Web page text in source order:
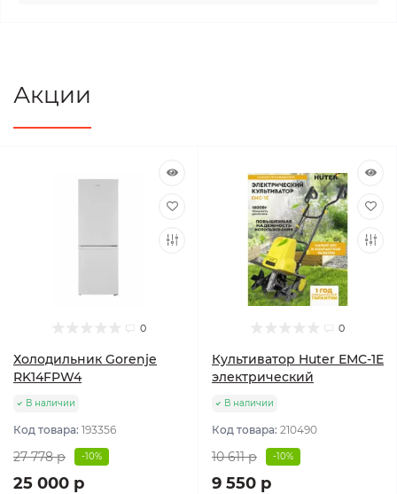
Акции
0
Холодильник Gorenje
RK14FPW4
В наличии
Код товара: 193356
27 778 р -10%
25 000 р
0
Культиватор Huter ЕМС-1E
электрический
В наличии
Код товара: 210490
10 611 р -10%
9 550 р